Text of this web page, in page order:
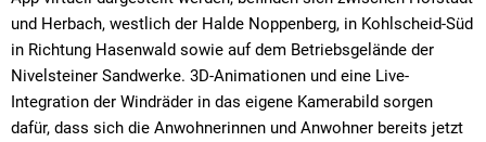
und Herbach, westlich der Halde Noppenberg, in Kohlscheid-Süd
in Richtung Hasenwald sowie auf dem Betriebsgelände der
Nivelsteiner Sandwerke. 3D-Animationen und eine Live-
Integration der Windräder in das eigene Kamerabild sorgen
dafür, dass sich die Anwohnerinnen und Anwohner bereits jetzt